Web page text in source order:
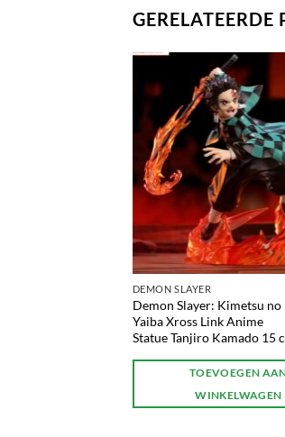
GERELATEERDE
DEMON SLAYER
Demon Slayer: Kimetsu no
Yaiba Xross Link Anime
Statue Tanjiro Kamado 15
TOEVOEGEN
WINKELWAGEN